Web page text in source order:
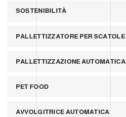
SOSTENIBILITÀ
PALLETTIZZATORE PER SCATOLE
PALLETTIZZAZIONE AUTOMATICA
PET FOOD
AVVOLGITRICE AUTOMATICA